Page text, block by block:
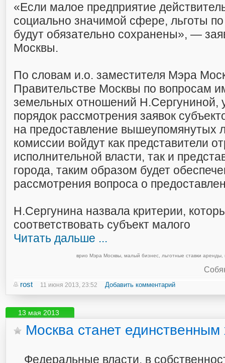
«Если малое предприятие
социально значимой сфере, льготы
будут обязательно сохранены», —
Москвы.
По словам и.о. заместителя Мэра
Правительстве Москвы по вопросам
земельных отношений Н.Сергуниной,
порядок рассмотрения заявок
на предоставление вышеупомянутых
комиссии войдут как представители
исполнительной власти, так и
города, таким образом будет
рассмотрения вопроса о
Н.Сергунина назвала критерии,
соответствовать субъект малого
Читать дальше ...
врио Мэра Москвы, малый бизнес, льготные ставки аренды,
rost 11 июня 2013, 23:52 Добавить комментарий
13 мая 2013
Москва станет
Федеральные власти, в